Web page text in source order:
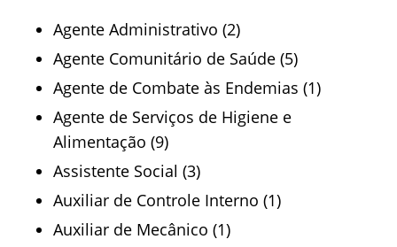
Agente Administrativo (2)
Agente Comunitário de Saúde (5)
Agente de Combate às Endemias (1)
Agente de Serviços de Higiene e
Alimentação (9)
Assistente Social (3)
Auxiliar de Controle Interno (1)
Auxiliar de Mecânico (1)